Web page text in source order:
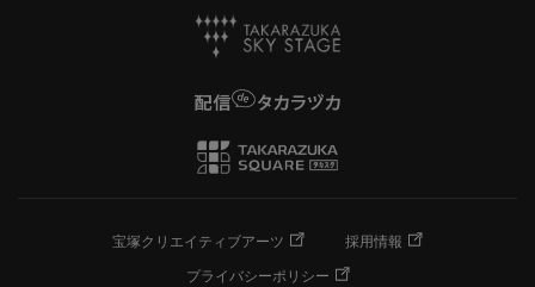
宝塚クリエイティブアーツ
採用情報
プライバシーポリシー